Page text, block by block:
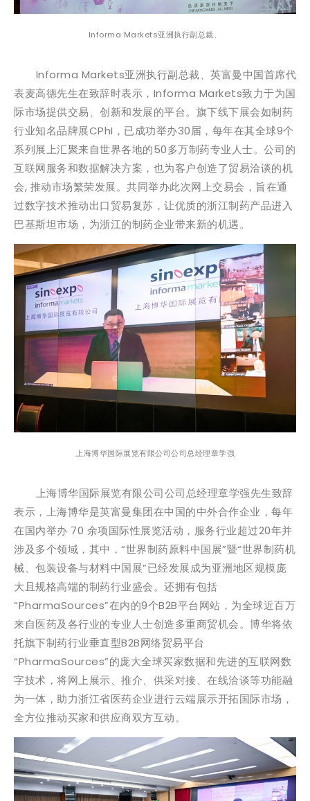
Informa Markets亚洲执行副总裁、
Informa Markets亚洲执行副总裁、英富曼中国首席代
表麦高德先生在致辞时表示，Informa Markets致力于为国
际市场提供交易、创新和发展的平台。旗下线下展会如制药
行业知名品牌展CPhI，已成功举办30届，每年在其全球9个
系列展上汇聚来自世界各地的50多万制药专业人士。公司的
互联网服务和数据解决方案，也为客户创造了贸易洽谈的机
会, 推动市场繁荣发展。共同举办此次网上交易会，旨在通
过数字技术推动出口贸易复苏，让优质的浙江制药产品进入
巴基斯坦市场，为浙江的制药企业带来新的机遇。
上海博华国际展览有限公司公司总经理章学强
上海博华国际展览有限公司公司总经理章学强先生致辞
表示，上海博华是英富曼集团在中国的中外合作企业，每年
在国内举办 70 余项国际性展览活动，服务行业超过20年并
涉及多个领域，其中，“世界制药原料中国展”暨“世界制药机
械、包装设备与材料中国展”已经发展成为亚洲地区规模庞
大且规格高端的制药行业盛会。还拥有包括
“PharmaSources”在内的9个B2B平台网站，为全球近百万
来自医药及各行业的专业人士创造多重商贸机会。博华将依
托旗下制药行业垂直型B2B网络贸易平台
“PharmaSources”的庞大全球买家数据和先进的互联网数
字技术，将网上展示、推介、供采对接、在线洽谈等功能融
为一体，助力浙江省医药企业进行云端展示开拓国际市场，
全方位推动买家和供应商双方互动。